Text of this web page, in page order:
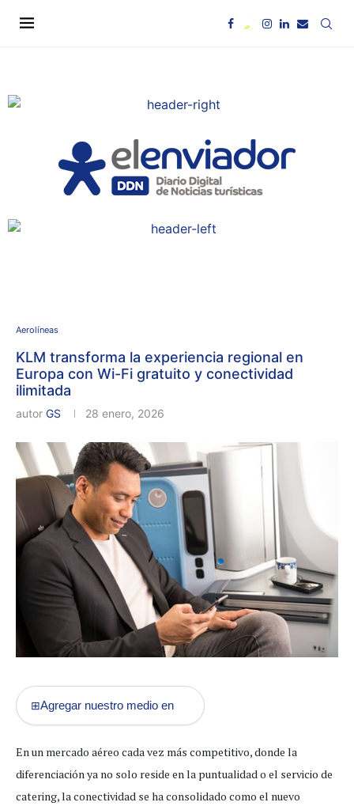
Aerolíneas
KLM transforma la experiencia regional en
Europa con Wi-Fi gratuito y conectividad
ilimitada
autor GS 28 enero, 2026
⊞Agregar nuestro medio en
En un mercado aéreo cada vez más competitivo, donde la
diferenciación ya no solo reside en la puntualidad o el servicio de
catering, la conectividad se ha consolidado como el nuevo